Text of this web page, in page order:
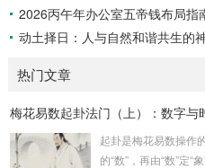
2026丙午年办公室五帝钱布局指
动土择日：人与自然和谐共生的
热门文章
梅花易数起卦法门（上）：数字与
起卦是梅花易数操作
的“数”，再由“数”定